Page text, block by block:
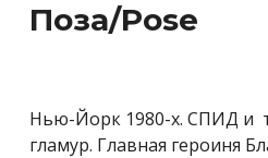
Поза/Pose
Нью-Йорк 1980-х. СПИД и
гламур. Главная героиня